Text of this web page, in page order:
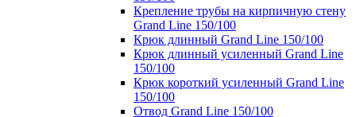
Крепление трубы на кирпичную стену
Grand Line 150/100
Крюк длинный Grand Line 150/100
Крюк длинный усиленный Grand Line
150/100
Крюк короткий усиленный Grand Line
150/100
Отвод Grand Line 150/100